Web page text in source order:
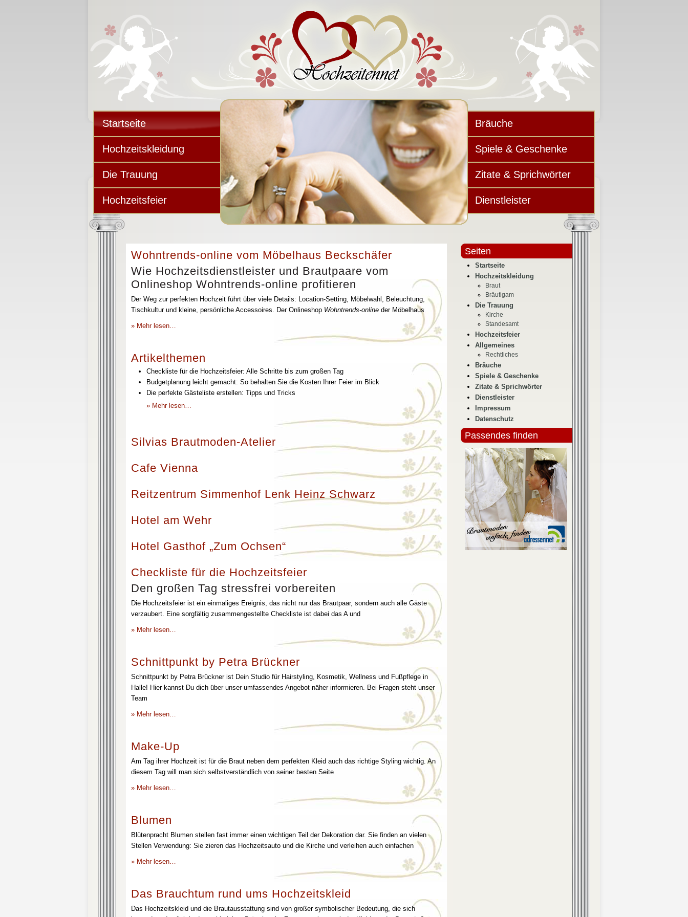
Startseite
Hochzeitskleidung
Die Trauung
Hochzeitsfeier
Bräuche
Spiele & Geschenke
Zitate & Sprichwörter
Dienstleister
Wohntrends-online vom Möbelhaus Beckschäfer
Wie Hochzeitsdienstleister und Brautpaare vom
Onlineshop Wohntrends-online profitieren
Der Weg zur perfekten Hochzeit führt über viele Details: Location-Setting, Möbelwahl, Beleuchtung,
Tischkultur und kleine, persönliche Accessoires. Der Onlineshop Wohntrends-online der Möbelhaus
» Mehr lesen…
Artikelthemen
Checkliste für die Hochzeitsfeier: Alle Schritte bis zum großen Tag
Budgetplanung leicht gemacht: So behalten Sie die Kosten Ihrer Feier im Blick
Die perfekte Gästeliste erstellen: Tipps und Tricks
» Mehr lesen…
Silvias Brautmoden-Atelier
Cafe Vienna
Reitzentrum Simmenhof Lenk Heinz Schwarz
Hotel am Wehr
Hotel Gasthof „Zum Ochsen“
Checkliste für die Hochzeitsfeier
Den großen Tag stressfrei vorbereiten
Die Hochzeitsfeier ist ein einmaliges Ereignis, das nicht nur das Brautpaar, sondern auch alle Gäste
verzaubert. Eine sorgfältig zusammengestellte Checkliste ist dabei das A und
» Mehr lesen…
Schnittpunkt by Petra Brückner
Schnittpunkt by Petra Brückner ist Dein Studio für Hairstyling, Kosmetik, Wellness und Fußpflege in
Halle! Hier kannst Du dich über unser umfassendes Angebot näher informieren. Bei Fragen steht unser
Team
» Mehr lesen…
Make-Up
Am Tag ihrer Hochzeit ist für die Braut neben dem perfekten Kleid auch das richtige Styling wichtig. An
diesem Tag will man sich selbstverständlich von seiner besten Seite
» Mehr lesen…
Blumen
Blütenpracht Blumen stellen fast immer einen wichtigen Teil der Dekoration dar. Sie finden an vielen
Stellen Verwendung: Sie zieren das Hochzeitsauto und die Kirche und verleihen auch einfachen
» Mehr lesen…
Das Brauchtum rund ums Hochzeitskleid
Das Hochzeitskleid und die Brautausstattung sind von großer symbolischer Bedeutung, die sich
Seiten
Startseite
Hochzeitskleidung
Braut
Bräutigam
Die Trauung
Kirche
Standesamt
Hochzeitsfeier
Allgemeines
Rechtliches
Bräuche
Spiele & Geschenke
Zitate & Sprichwörter
Dienstleister
Impressum
Datenschutz
Passendes finden